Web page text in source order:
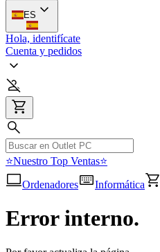
ES
Hola, identifícate
Cuenta y pedidos
⭐Nuestro Top Ventas⭐
Ordenadores
Informática
Error interno.